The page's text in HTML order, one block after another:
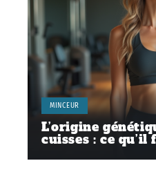
MINCEUR
L’origine
cuisses : ce